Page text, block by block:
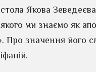
Якова
ми знаємо як
Про значення його